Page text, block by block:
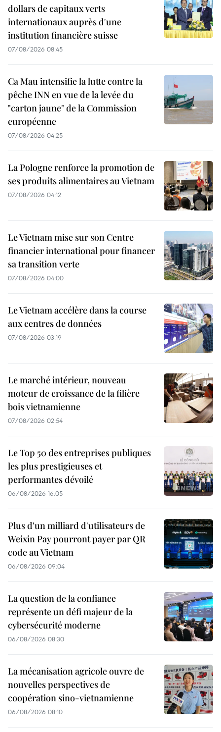
dollars de capitaux verts
internationaux auprès d'une
institution financière suisse
07/08/2026 08:45
Ca Mau intensifie la lutte contre la
pêche INN en vue de la levée du
"carton jaune" de la Commission
européenne
07/08/2026 04:25
La Pologne renforce la promotion de
ses produits alimentaires au Vietnam
07/08/2026 04:12
Le Vietnam mise sur son Centre
financier international pour financer
sa transition verte
07/08/2026 04:00
Le Vietnam accélère dans la course
aux centres de données
07/08/2026 03:19
Le marché intérieur, nouveau
moteur de croissance de la filière
bois vietnamienne
07/08/2026 02:54
Le Top 50 des entreprises publiques
les plus prestigieuses et
performantes dévoilé
06/08/2026 16:05
Plus d'un milliard d'utilisateurs de
Weixin Pay pourront payer par QR
code au Vietnam
06/08/2026 09:04
La question de la confiance
représente un défi majeur de la
cybersécurité moderne
06/08/2026 08:30
La mécanisation agricole ouvre de
nouvelles perspectives de
coopération sino-vietnamienne
06/08/2026 08:10